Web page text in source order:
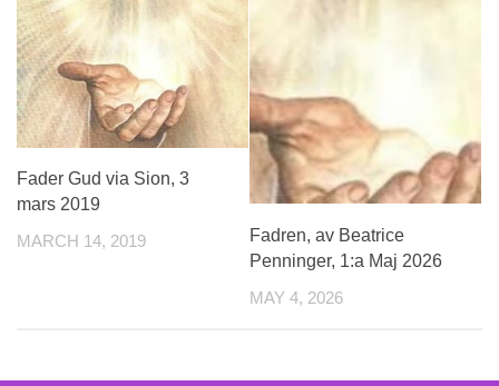
Fader Gud via Sion, 3
mars 2019
MARCH 14, 2019
Fadren, av Beatrice
Penninger, 1:a Maj 2026
MAY 4, 2026